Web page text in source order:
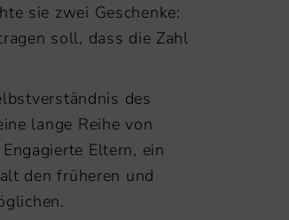
sie zwei Geschenke:
soll, dass die Zahl
des
lange Reihe von
Eltern, ein
den früheren und